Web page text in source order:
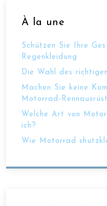
À la une
Schützen Sie Ihre
Regenkleidung
Die Wahl des
Machen Sie keine
Motorrad-
Welche Art von
ich?
Wie Motorrad